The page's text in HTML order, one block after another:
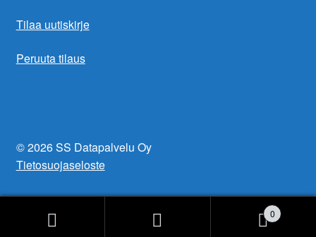
Tilaa uutiskirje
Peruuta tilaus
© 2026 SS Datapalvelu Oy
Tietosuojaseloste
Products
0